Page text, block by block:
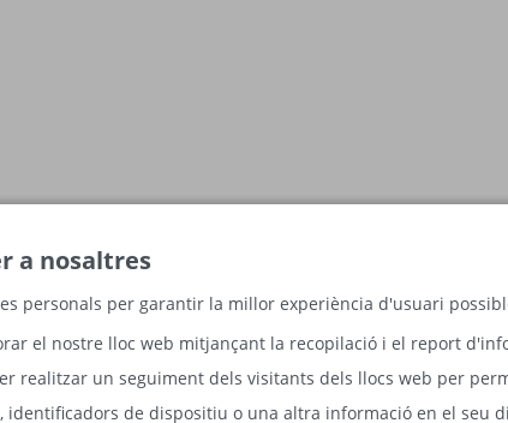
a nosaltres
personals per garantir la millor experiència d'usuari
el nostre lloc web mitjançant la recopilació i el report
realitzar un seguiment dels visitants dels llocs web per
identificadors de dispositiu o una altra informació en el